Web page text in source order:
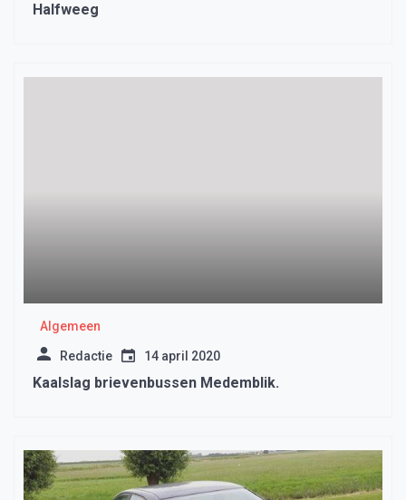
Halfweeg
Algemeen
Redactie 14 april 2020
Kaalslag brievenbussen Medemblik.